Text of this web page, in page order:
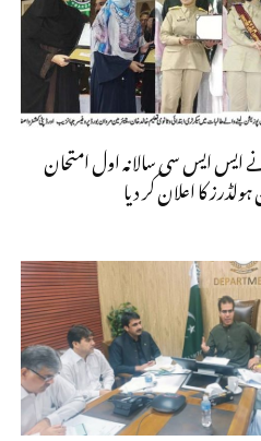
ایس ایس سی سالانہ اول امتحان